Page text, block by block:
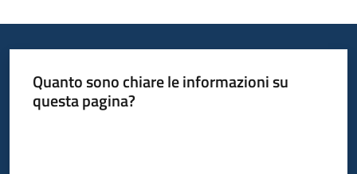
Quanto sono chiare le informazioni su
questa pagina?